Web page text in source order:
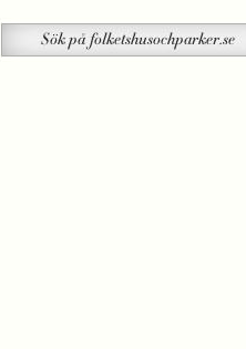
på
Sök